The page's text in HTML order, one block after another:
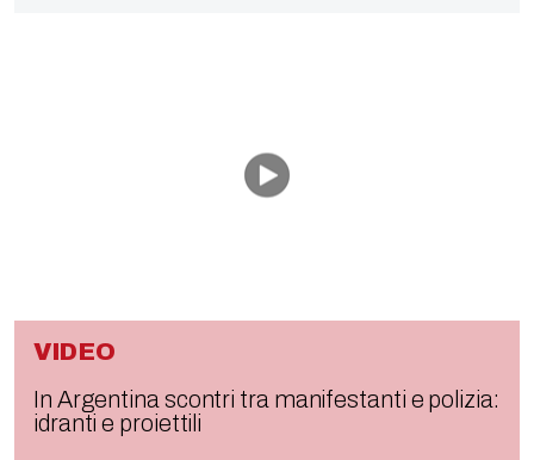
VIDEO
In Argentina scontri tra manifestanti e polizia:
idranti e proiettili